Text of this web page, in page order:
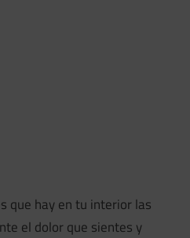
que hay en tu interior las
el dolor que sientes y